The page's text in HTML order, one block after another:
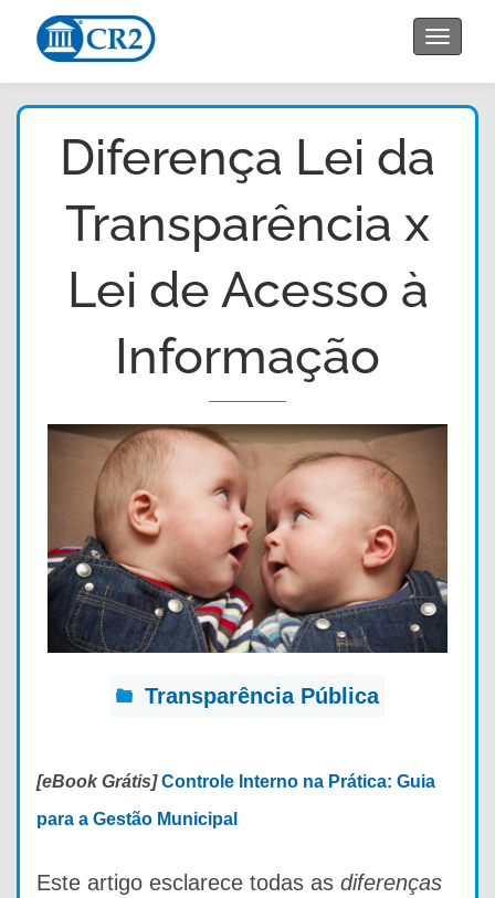
Toggle
Diferença Lei da
Transparência x
Lei de Acesso à
Informação
Transparência Pública
[eBook Grátis]Controle Interno na Prática: Guia
para a Gestão Municipal
Este artigo esclarece todas as diferenças